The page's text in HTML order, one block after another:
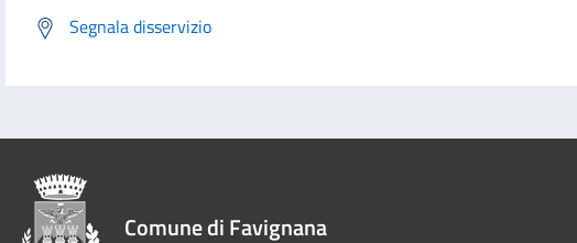
Segnala disservizio
Comune di Favignana